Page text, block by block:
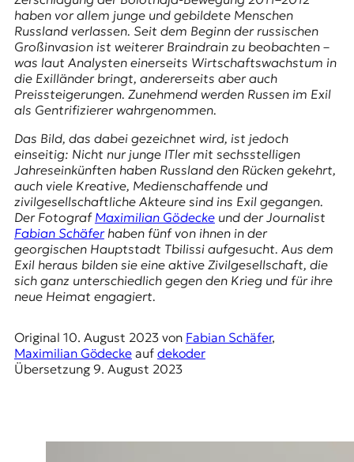
e
n
J
o
u
r
a
l
i
s
m
u
s
u
n
d
M
d
e
haben vor allem junge und gebildete Menschen
Russland verlassen. Seit dem Beginn der russischen
Großinvasion ist weiterer Braindrain zu beobachten –
was laut Analysten einerseits Wirtschaftswachstum in
die Exilländer bringt, andererseits aber auch
Preissteigerungen. Zunehmend werden Russen im Exil
als Gentrifizierer wahrgenommen.
Das Bild, das dabei gezeichnet wird, ist jedoch
einseitig: Nicht nur junge ITler mit sechsstelligen
Jahreseinkünften haben Russland den Rücken gekehrt,
auch viele Kreative, Medienschaffende und
zivilgesellschaftliche Akteure sind ins Exil gegangen.
Der Fotograf Maximilian Gödeckeund der Journalist
Fabian Schäferhaben fünf von ihnen in der
georgischen Hauptstadt Tbilissi aufgesucht. Aus dem
Exil heraus bilden sie eine aktive Zivilgesellschaft, die
sich ganz unterschiedlich gegen den Krieg und für ihre
neue Heimat engagiert.
Original 10. August 2023von Fabian Schäfer,
Maximilian Gödeckeauf dekoder
Übersetzung 9. August 2023